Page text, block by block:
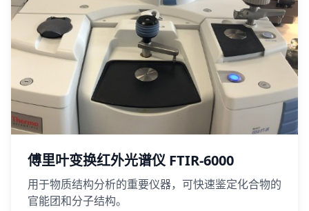
傅里叶变换红外光谱仪 FTIR-6000
用于物质结构分析的重要仪器，可快速鉴定化合物的
官能团和分子结构。